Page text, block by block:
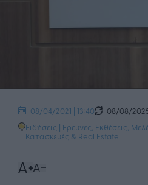
08/04/2021 | 13:40
08/08/
Ειδήσεις |Έρευνες, Εκθέσεις,
Κατασκευές & Real Estate